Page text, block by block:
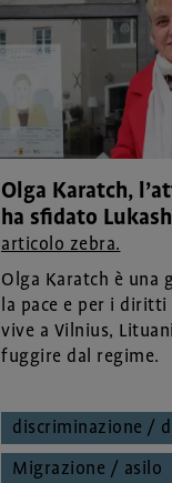
Olga Karatch,
ha sfidato
articolo zebra.
Olga Karatch è una
la pace e per i
vive a Vilnius,
fuggire dal regime.
discriminazione /
Migrazione / asilo